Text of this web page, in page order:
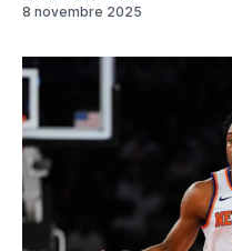
8 novembre 2025